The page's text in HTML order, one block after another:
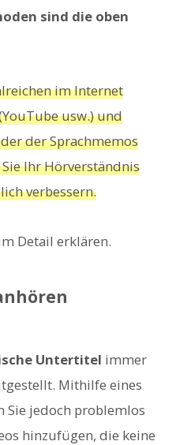
sind die oben
im Internet
usw.) und
der Sprachmemos
Ihr Hörverständnis
verbessern.
Detail erklären.
Untertitel immer
Mithilfe eines
Sie jedoch problemlos
hinzufügen, die keine